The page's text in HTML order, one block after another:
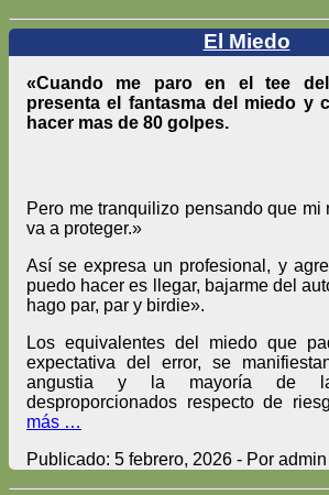
El Miedo
«Cuando me paro en el tee
presenta el fantasma del miedo y
hacer mas de 80 golpes.
Pero me tranquilizo pensando que mi
va a proteger.»
Así se expresa un profesional, y
puedo hacer es llegar, bajarme del
hago par, par y birdie».
Los equivalentes del miedo que
expectativa del error, se
angustia y la mayoría de
desproporcionados respecto de
más …
Publicado: 5 febrero, 2026 - Por